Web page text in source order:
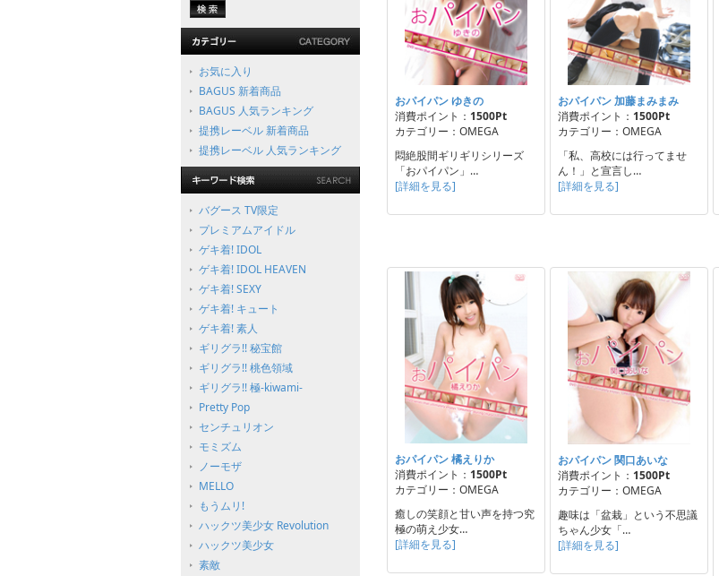
お気に入り
BAGUS 新着商品
BAGUS 人気ランキング
提携レーベル 新着商品
提携レーベル 人気ランキング
バグース TV限定
プレミアムアイドル
ゲキ着! IDOL
ゲキ着! IDOL HEAVEN
ゲキ着! SEXY
ゲキ着! キュート
ゲキ着! 素人
ギリグラ!! 秘宝館
ギリグラ!! 桃色領域
ギリグラ!! 極-kiwami-
Pretty Pop
センチュリオン
モミズム
ノーモザ
MELLO
もうムリ!
ハックツ美少女 Revolution
ハックツ美少女
素敵
おパイパン ゆきの
消費ポイント： 1500Pt
カテゴリー：OMEGA
悶絶股間ギリギリシリーズ
「おパイパン」…
[詳細を見る]
おパイパン 加藤まみまみ
消費ポイント： 1500Pt
カテゴリー：OMEGA
「私、高校には行ってませ
ん！」と宣言し…
[詳細を見る]
おパイパン 橘えりか
消費ポイント： 1500Pt
カテゴリー：OMEGA
癒しの笑顔と甘い声を持つ究
極の萌え少女…
[詳細を見る]
おパイパン 関口あいな
消費ポイント： 1500Pt
カテゴリー：OMEGA
趣味は「盆栽」という不思議
ちゃん少女「…
[詳細を見る]